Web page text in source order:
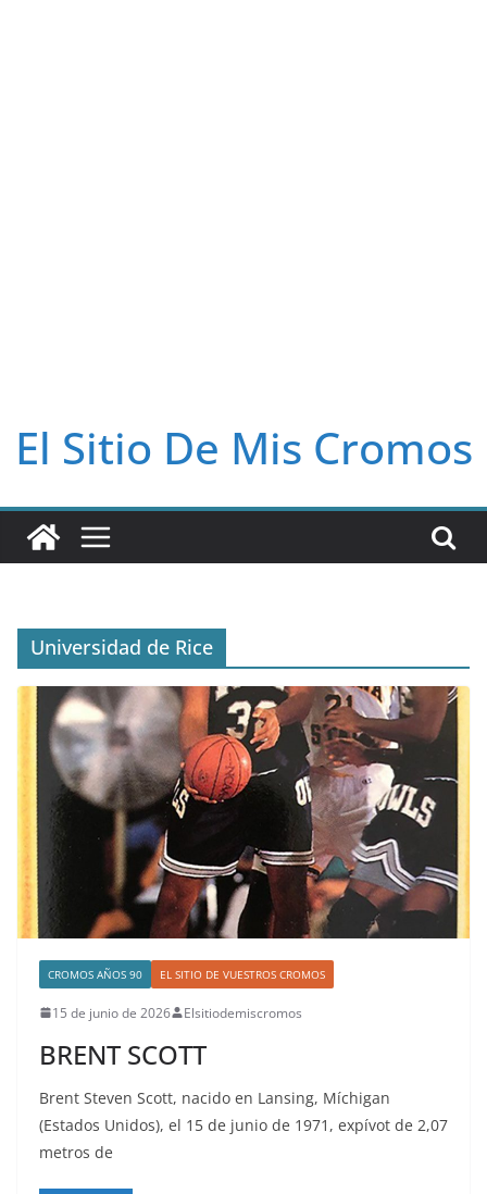
El Sitio De Mis Cromos
Universidad de Rice
CROMOS AÑOS 90 EL SITIO DE VUESTROS CROMOS
15 de junio de 2026 Elsitiodemiscromos
BRENT SCOTT
Brent Steven Scott, nacido en Lansing, Míchigan
(Estados Unidos), el 15 de junio de 1971, expívot de 2,07
metros de